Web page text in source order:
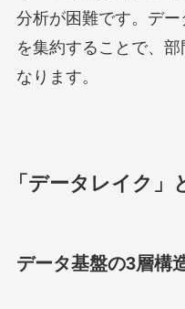
分析が困難です。デ
を集約することで、
なります。
「データレイク」
データ基盤の3層構